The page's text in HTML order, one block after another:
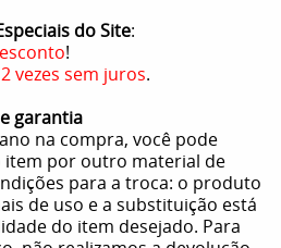
do Site:
!
vezes sem juros.
garantia
na compra, você pode
item por outro material de
para a troca: o produto
de uso e a substituição está
do item desejado. Para